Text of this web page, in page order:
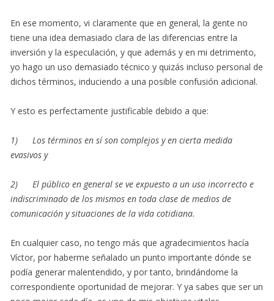
En ese momento, vi claramente que en general, la gente no
tiene una idea demasiado clara de las diferencias entre la
inversión y la especulación, y que además y en mi detrimento,
yo hago un uso demasiado técnico y quizás incluso personal de
dichos términos, induciendo a una posible confusión adicional.
Y esto es perfectamente justificable debido a que:
1) Los términos en sí son complejos y en cierta medida
evasivos y
2) El público en general se ve expuesto a un uso incorrecto e
indiscriminado de los mismos en toda clase de medios de
comunicación y situaciones de la vida cotidiana.
En cualquier caso, no tengo más que agradecimientos hacía
Víctor, por haberme señalado un punto importante dónde se
podía generar malentendido, y por tanto, brindándome la
correspondiente oportunidad de mejorar. Y ya sabes que ser un